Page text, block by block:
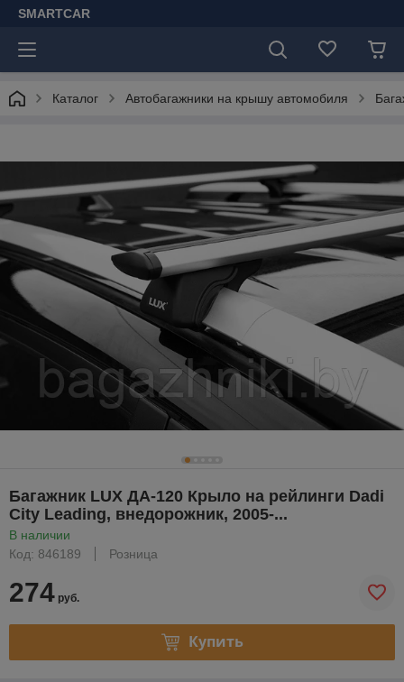
SMARTCAR
Каталог Автобагажники на крышу автомобиля
Багажник LUX ДА-120 Крыло на рейлинги Dadi
City Leading, внедорожник, 2005-...
В наличии
Код: 846189
Розница
274 руб.
Купить